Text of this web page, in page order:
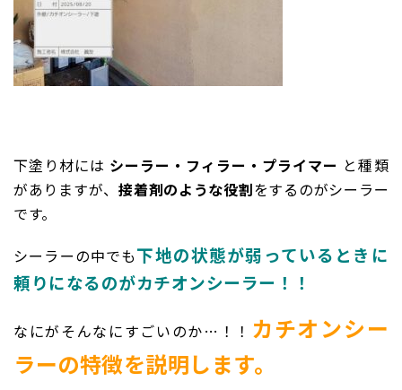
下塗り材には シーラー・フィラー・プライマー と種類
がありますが、接着剤のような役割をするのがシーラー
です。
シーラーの中でも下地の状態が弱っているときに
頼りになるのがカチオンシーラー！！
なにがそんなにすごいのか…！！ カチオンシー
ラーの特徴を説明します。